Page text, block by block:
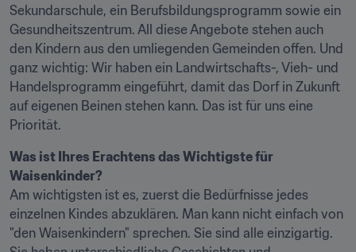
Sekundarschule, ein Berufsbildungsprogramm sowie ein
Gesundheitszentrum. All diese Angebote stehen auch
den Kindern aus den umliegenden Gemeinden offen. Und
ganz wichtig: Wir haben ein Landwirtschafts-, Vieh- und
Handelsprogramm eingeführt, damit das Dorf in Zukunft
auf eigenen Beinen stehen kann. Das ist für uns eine
Priorität.
Was ist Ihres Erachtens das Wichtigste für
Waisenkinder?
Am wichtigsten ist es, zuerst die Bedürfnisse jedes
einzelnen Kindes abzuklären. Man kann nicht einfach von
"den Waisenkindern" sprechen. Sie sind alle einzigartig.